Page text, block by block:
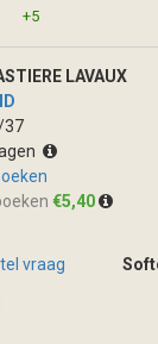
+5
LAVAUX
37
€5,40
vraag